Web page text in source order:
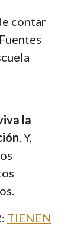
contar
la
. Y,
TIENEN